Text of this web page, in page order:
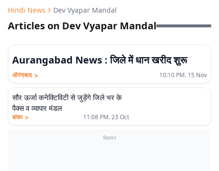
Hindi News Dev Vyapar Mandal
Articles on Dev Vyapar Mandal
Aurangabad News : जिले में धान खरीद शुरू
औरंगाबाद > 10:10 PM. 15 Nov
सौर ऊर्जा कनेक्टिविटी से जुड़ेंगे जिले भर के
पैक्स व व्यापार मंडल
बांका > 11:08 PM. 23 Oct
विज्ञापन